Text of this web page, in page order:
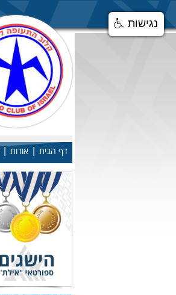
דף הבית אודות
נגישות